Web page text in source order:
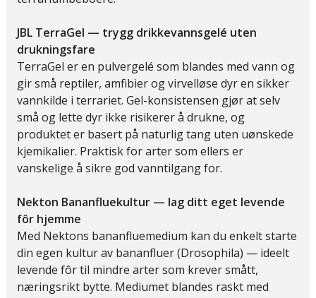
JBL TerraGel — trygg drikkevannsgelé uten
drukningsfare
TerraGel er en pulvergelé som blandes med vann og
gir små reptiler, amfibier og virvelløse dyr en sikker
vannkilde i terrariet. Gel-konsistensen gjør at selv
små og lette dyr ikke risikerer å drukne, og
produktet er basert på naturlig tang uten uønskede
kjemikalier. Praktisk for arter som ellers er
vanskelige å sikre god vanntilgang for.
Nekton Bananfluekultur — lag ditt eget levende
fôr hjemme
Med Nektons bananfluemedium kan du enkelt starte
din egen kultur av bananfluer (Drosophila) — ideelt
levende fôr til mindre arter som krever smått,
næringsrikt bytte. Mediumet blandes raskt med